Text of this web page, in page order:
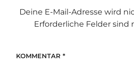
Deine E-Mail-Adresse wird
Erforderliche Felder sind
KOMMENTAR *